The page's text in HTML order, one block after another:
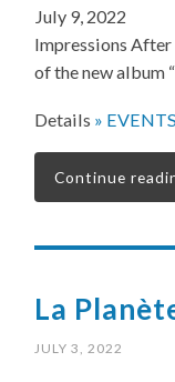
July 9, 2022
Impressions After
of the new album
Details »
Continue
La
JULY 3, 2022